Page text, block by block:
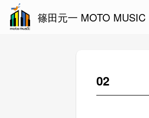
篠田元一 MOTO MUSIC
02